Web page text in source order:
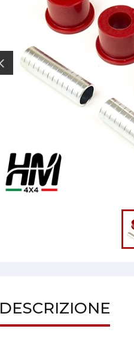
DESCRIZIONE